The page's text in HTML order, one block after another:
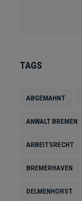
TAGS
ABGEMAHNT
ANWALT BREMEN
ARBEITSRECHT
BREMERHAVEN
DELMENHORST